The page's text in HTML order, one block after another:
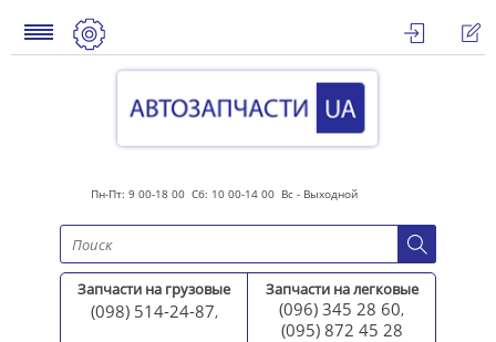
Пн-Пт: 9 00-18 00 Сб: 10 00-14 00 Вс - Выходной
Запчасти на грузовые
(098) 514-24-87,
Запчасти на легковые
(096) 345 28 60,
(095) 872 45 28